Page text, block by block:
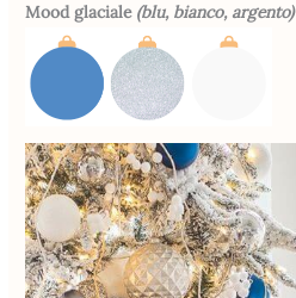
Mood glaciale (blu, bianco, argento)